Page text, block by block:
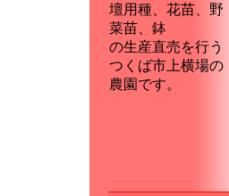
壇用種、花苗、野
菜苗、鉢
の生産直売を行う
つくば市上横場の
農園です。